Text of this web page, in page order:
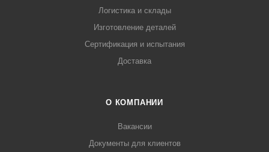
Логистика и склады
Изготовление деталей
Сертификация и испытания
Доставка
О КОМПАНИИ
Вакансии
Документы для клиентов